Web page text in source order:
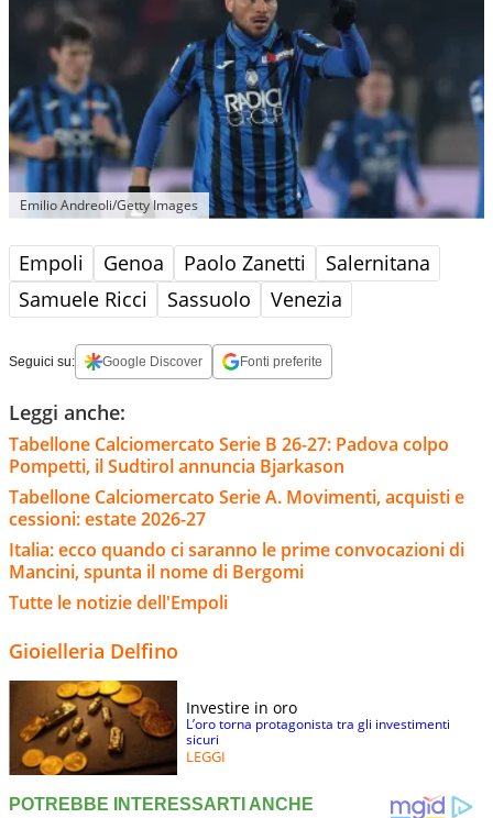
Emilio Andreoli/Getty Images
Empoli Genoa Paolo Zanetti
Salernitana
Samuele Ricci
Sassuolo Venezia
Seguici su: Google Discover Fonti preferite
Leggi anche:
Tabellone Calciomercato Serie B 26-27: Padova colpo
Pompetti, il Sudtirol annuncia Bjarkason
Tabellone Calciomercato Serie A. Movimenti, acquisti e
cessioni: estate 2026-27
Italia: ecco quando ci saranno le prime convocazioni di
Mancini, spunta il nome di Bergomi
Tutte le notizie dell'Empoli
Gioielleria Delfino
Investire in oro
L’oro torna protagonista tra gli investimenti
sicuri
LEGGI